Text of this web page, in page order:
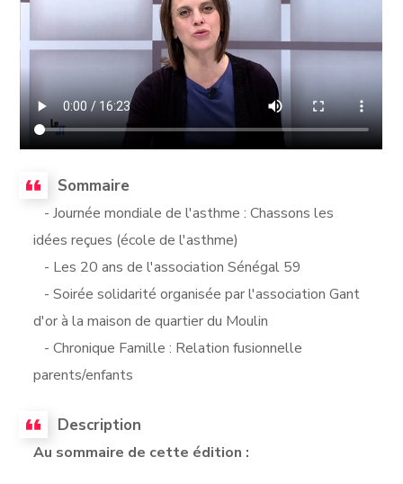
Sommaire
- Journée mondiale de l'asthme : Chassons les
idées reçues (école de l'asthme)
- Les 20 ans de l'association Sénégal 59
- Soirée solidarité organisée par l'association Gant
d'or à la maison de quartier du Moulin
- Chronique Famille : Relation fusionnelle
parents/enfants
Description
Au sommaire de cette édition :